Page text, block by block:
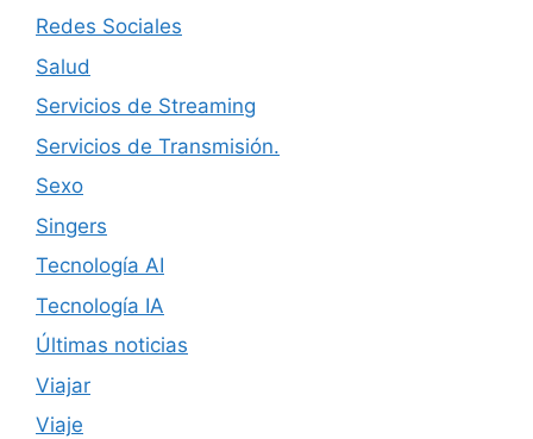
Redes Sociales
Salud
Servicios de Streaming
Servicios de Transmisión.
Sexo
Singers
Tecnología AI
Tecnología IA
Últimas noticias
Viajar
Viaje